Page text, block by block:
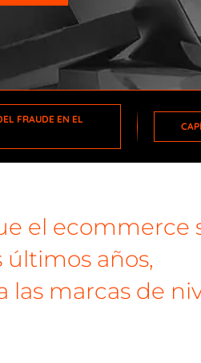
FRAUDE EN EL
el ecommerce
últimos años,
las marcas de